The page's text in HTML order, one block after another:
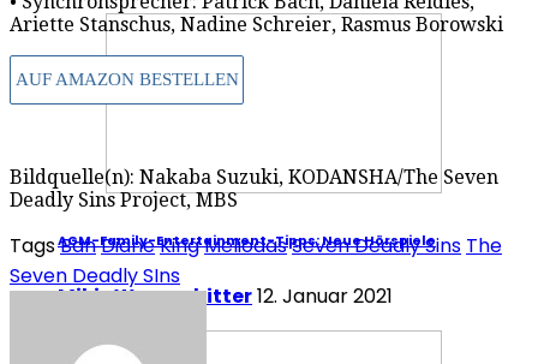
AGM-Family-Entertainment-Tipps: Neue Hörspiele
Mikis Wesensbitter12. Januar 2021
Ariette Stanschus, Nadine Schreier, Rasmus Borowski
AUF AMAZON BESTELLEN
Bildquelle(n): Nakaba Suzuki, KODANSHA/The Seven
Deadly Sins Project, MBS
TagsBanDianeKingMeliodasSeven Deadly Sins The
Seven Deadly SIns